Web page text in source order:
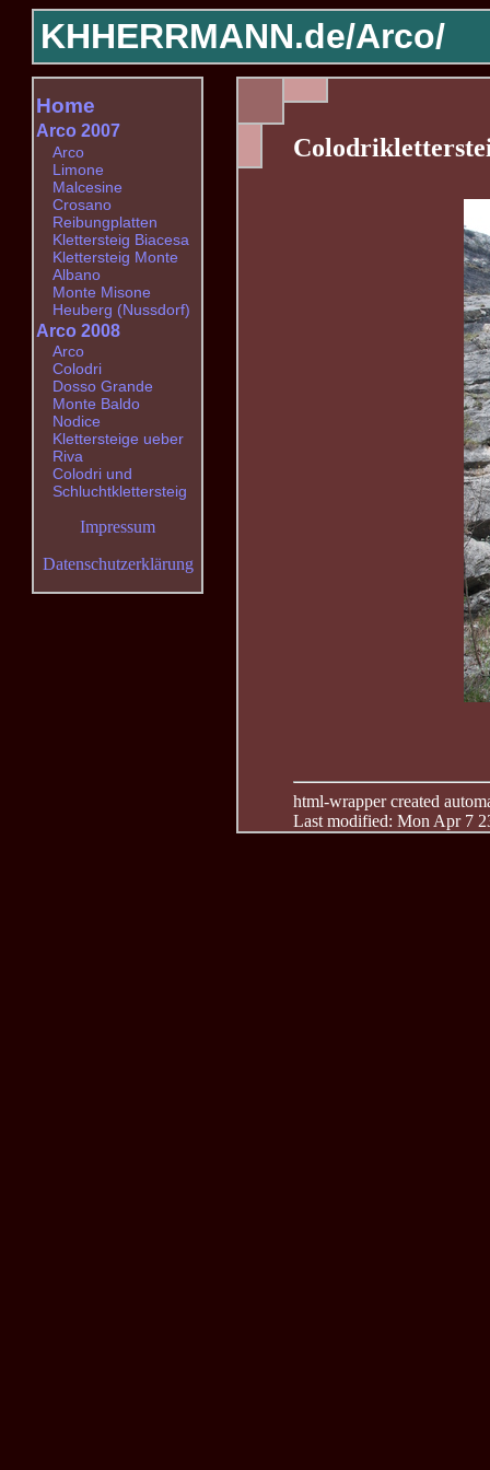
KHHERRMANN.de/Arco/
html-wrapper created
Last modified: Mon Apr 7
Home
Arco 2007
Arco
Limone
Malcesine
Crosano
Reibungplatten
Klettersteig Biacesa
Klettersteig Monte
Albano
Monte Misone
Heuberg (Nussdorf)
Arco 2008
Arco
Colodri
Dosso Grande
Monte Baldo
Nodice
Klettersteige ueber
Riva
Colodri und
Schluchtklettersteig
Impressum
Datenschutzerklärung